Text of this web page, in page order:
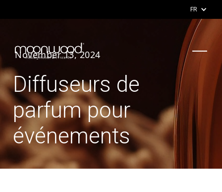
FR
November 13, 2024
Diffuseurs de
parfum pour
événements